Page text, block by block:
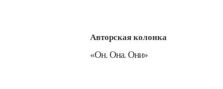
Авторская колонка
​«Он. Она. Они»